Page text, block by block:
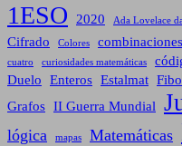
1ESO 2020 Ada Lovelace
Cifrado Colores combinaciones
cuatro curiosidades matemáticas
Duelo Enteros Estalmat
Grafos II Guerra Mundial
lógica mapas Matemáticas